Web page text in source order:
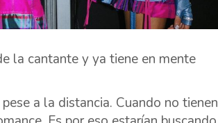
la cantante y ya tiene en mente
a la distancia. Cuando no tienen